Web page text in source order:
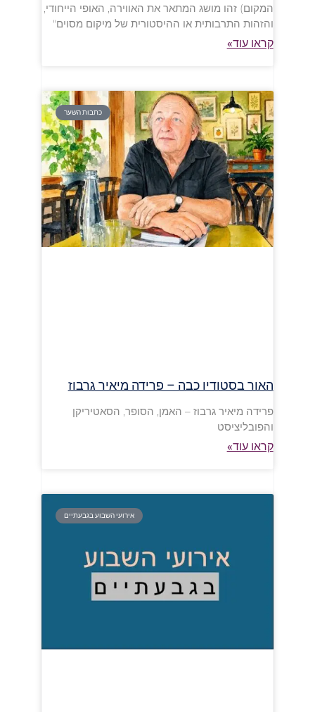
המקום) זהו מושג המתאר את האווירה, האופי הייחודי,
והזהות התרבותית או ההיסטורית של מיקום מסוים"
קראו עוד»
כתבות השער
האור בסטודיו כבה – פרידה מיאיר גרבוז
פרידה מיאיר גרבוז – האמן, הסופר, הסאטיריקן
והפובליציסט
קראו עוד»
אירועי השבוע בגבעתיים